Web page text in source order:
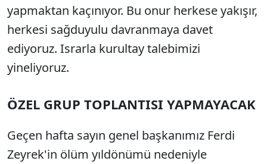
yapmaktan kaçınıyor. Bu onur herkese yakışır,
herkesi sağduyulu davranmaya davet
ediyoruz. Israrla kurultay talebimizi
yineliyoruz.
ÖZEL GRUP TOPLANTISI YAPMAYACAK
Geçen hafta sayın genel başkanımız Ferdi
Zeyrek'in ölüm yıldönümü nedeniyle